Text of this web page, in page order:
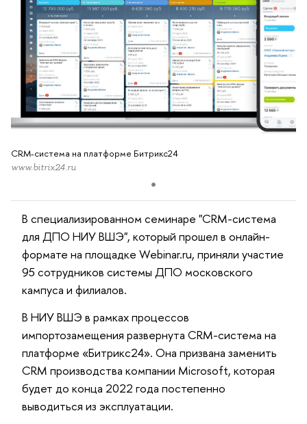
CRM-система на платформе Битрикс24
www.bitrix24.ru
В специализированном семинаре "CRM-система
для ДПО НИУ ВШЭ", который прошел в онлайн-
формате на площадке Webinar.ru, приняли участие
95 сотрудников системы ДПО московского
кампуса и филиалов.
В НИУ ВШЭ в рамках процессов
импортозамещения развернута CRM-система на
платформе «Битрикс24». Она призвана заменить
CRM производства компании Microsoft, которая
будет до конца 2022 года постепенно
выводиться из эксплуатации.